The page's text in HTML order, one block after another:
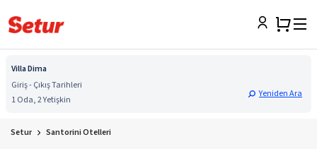
Villa Dima
Giriş - Çıkış Tarihleri
1 Oda, 2 Yetişkin
Yeniden Ara
Setur Santorini Otelleri